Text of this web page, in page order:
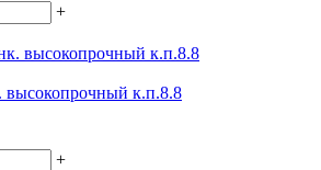
+
к.п.8.8
+